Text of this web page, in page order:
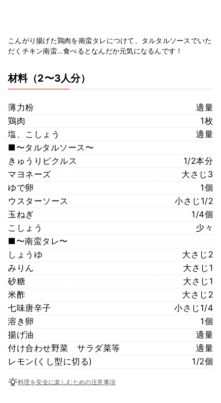
こんがり揚げた鶏肉を南蛮タレにつけて、タルタルソースでいた
だくチキン南蛮…食べるとなんだか元気になるんです！
材料（2〜3人分）
薄力粉
適量
鶏肉
1枚
塩、こしょう
適量
■〜タルタルソース〜
きゅうりピクルス
1/2本分
マヨネーズ
大さじ3
ゆで卵
1個
ウスターソース
小さじ1/2
玉ねぎ
1/4個
こしょう
少々
■〜南蛮タレ〜
しょうゆ
大さじ2
みりん
大さじ1
砂糖
大さじ1
米酢
大さじ2
七味唐辛子
小さじ1/4
溶き卵
1個
揚げ油
適量
付け合わせ野菜 サラダ菜等
適量
レモン(くし型に切る)
1/2個
料理を安全に楽しむための注意事項